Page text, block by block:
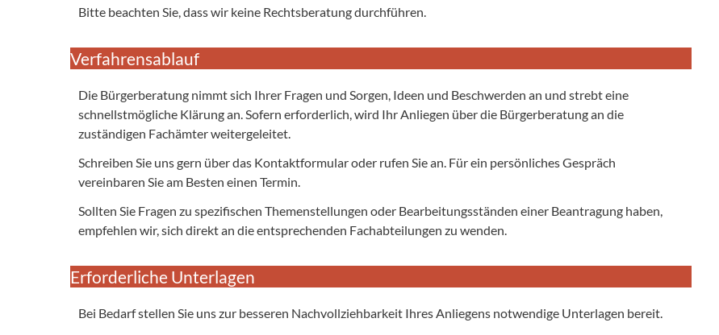
Bitte beachten Sie, dass wir keine Rechtsberatung durchführen.
Verfahrensablauf
Die Bürgerberatung nimmt sich Ihrer Fragen und Sorgen, Ideen und Beschwerden an und strebt eine
schnellstmögliche Klärung an. Sofern erforderlich, wird Ihr Anliegen über die Bürgerberatung an die
zuständigen Fachämter weitergeleitet.
Schreiben Sie uns gern über das Kontaktformular oder rufen Sie an. Für ein persönliches Gespräch
vereinbaren Sie am Besten einen Termin.
Sollten Sie Fragen zu spezifischen Themenstellungen oder Bearbeitungsständen einer Beantragung haben,
empfehlen wir, sich direkt an die entsprechenden Fachabteilungen zu wenden.
Erforderliche Unterlagen
Bei Bedarf stellen Sie uns zur besseren Nachvollziehbarkeit Ihres Anliegens notwendige Unterlagen bereit.